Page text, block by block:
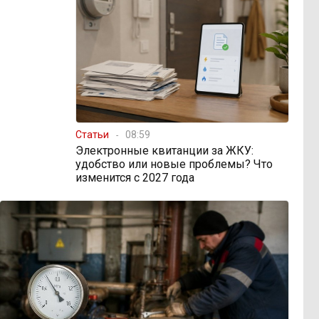
Статьи 08:59
Электронные квитанции за ЖКУ:
удобство или новые проблемы? Что
изменится с 2027 года